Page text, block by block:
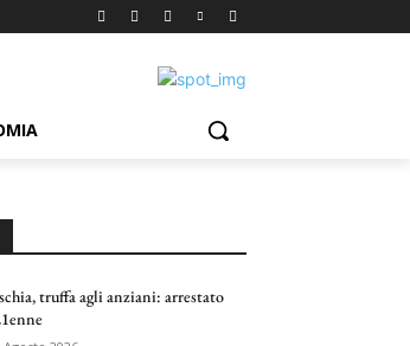
truffa agli anziani: arrestato